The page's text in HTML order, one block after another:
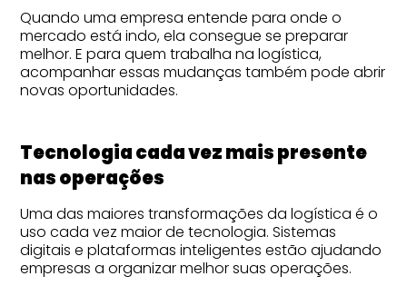
Quando uma empresa entende para onde o
mercado está indo, ela consegue se preparar
melhor. E para quem trabalha na logística,
acompanhar essas mudanças também pode abrir
novas oportunidades.
Tecnologia cada vez mais presente
nas operações
Uma das maiores transformações da logística é o
uso cada vez maior de tecnologia. Sistemas
digitais e plataformas inteligentes estão ajudando
empresas a organizar melhor suas operações.